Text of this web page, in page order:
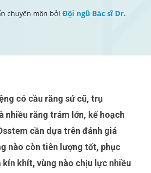
chuyên môn bởi Đội ngũ Bác sĩ Dr.
nhiều răng trám lớn, kế hoạch
cần dựa trên đánh giá
nào còn tiên lượng tốt, phục
kín khít, vùng nào chịu lực nhiều